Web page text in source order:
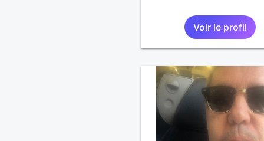
Voir le profil